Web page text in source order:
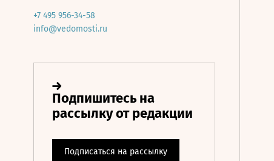
+7 495 956-34-58
info@vedomosti.ru